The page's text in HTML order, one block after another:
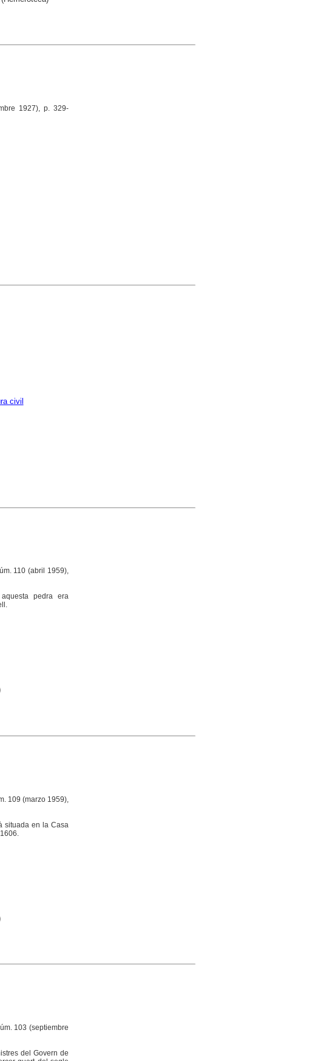
1927), p. 329-
civil
110 (abril 1959),
pedra era
109 (marzo 1959),
situada en la Casa
103 (septiembre
del Govern de